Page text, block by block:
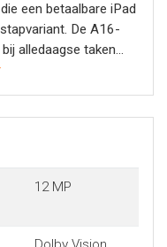
een betaalbare iPad
De A16-
alledaagse taken
en schoolwerk. Er
we graag eerlijk:
12 MP